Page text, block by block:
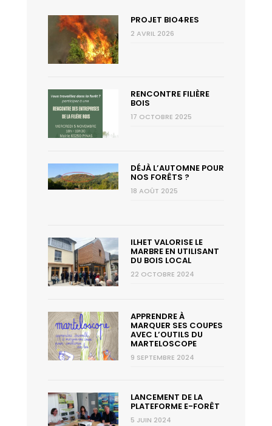
PROJET BIO4RES
2 AVRIL 2026
RENCONTRE FILIÈRE
BOIS
17 OCTOBRE 2025
DÉJÀ L’AUTOMNE POUR
NOS FORÊTS ?
18 AOÛT 2025
ILHET VALORISE LE
MARBRE EN UTILISANT
DU BOIS LOCAL
22 OCTOBRE 2024
APPRENDRE À
MARQUER SES COUPES
AVEC L’OUTILS DU
MARTELOSCOPE
9 SEPTEMBRE 2024
LANCEMENT DE LA
PLATEFORME E-FORÊT
5 JUIN 2024